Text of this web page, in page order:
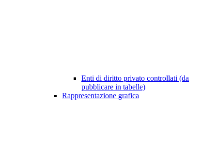
Enti di diritto privato controllati (da
pubblicare in tabelle)
Rappresentazione grafica